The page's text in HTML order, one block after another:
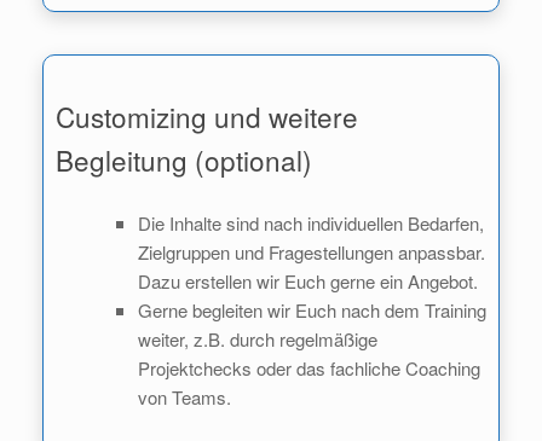
Customizing und weitere
Begleitung (optional)
Die Inhalte sind nach individuellen Bedarfen,
Zielgruppen und Fragestellungen anpassbar.
Dazu erstellen wir Euch gerne ein Angebot.
Gerne begleiten wir Euch nach dem Training
weiter, z.B. durch regelmäßige
Projektchecks oder das fachliche Coaching
von Teams.